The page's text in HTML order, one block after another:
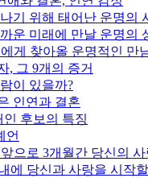
기 위해 태어난 운명의
운 미래에 만날 운명의
게 찾아올 운명적인 만
, 그 9개의 증거
이 있을까?
인연과 결혼
후보의 특징
언
으로 3개월간 당신의
에 당신과 사랑을 시작